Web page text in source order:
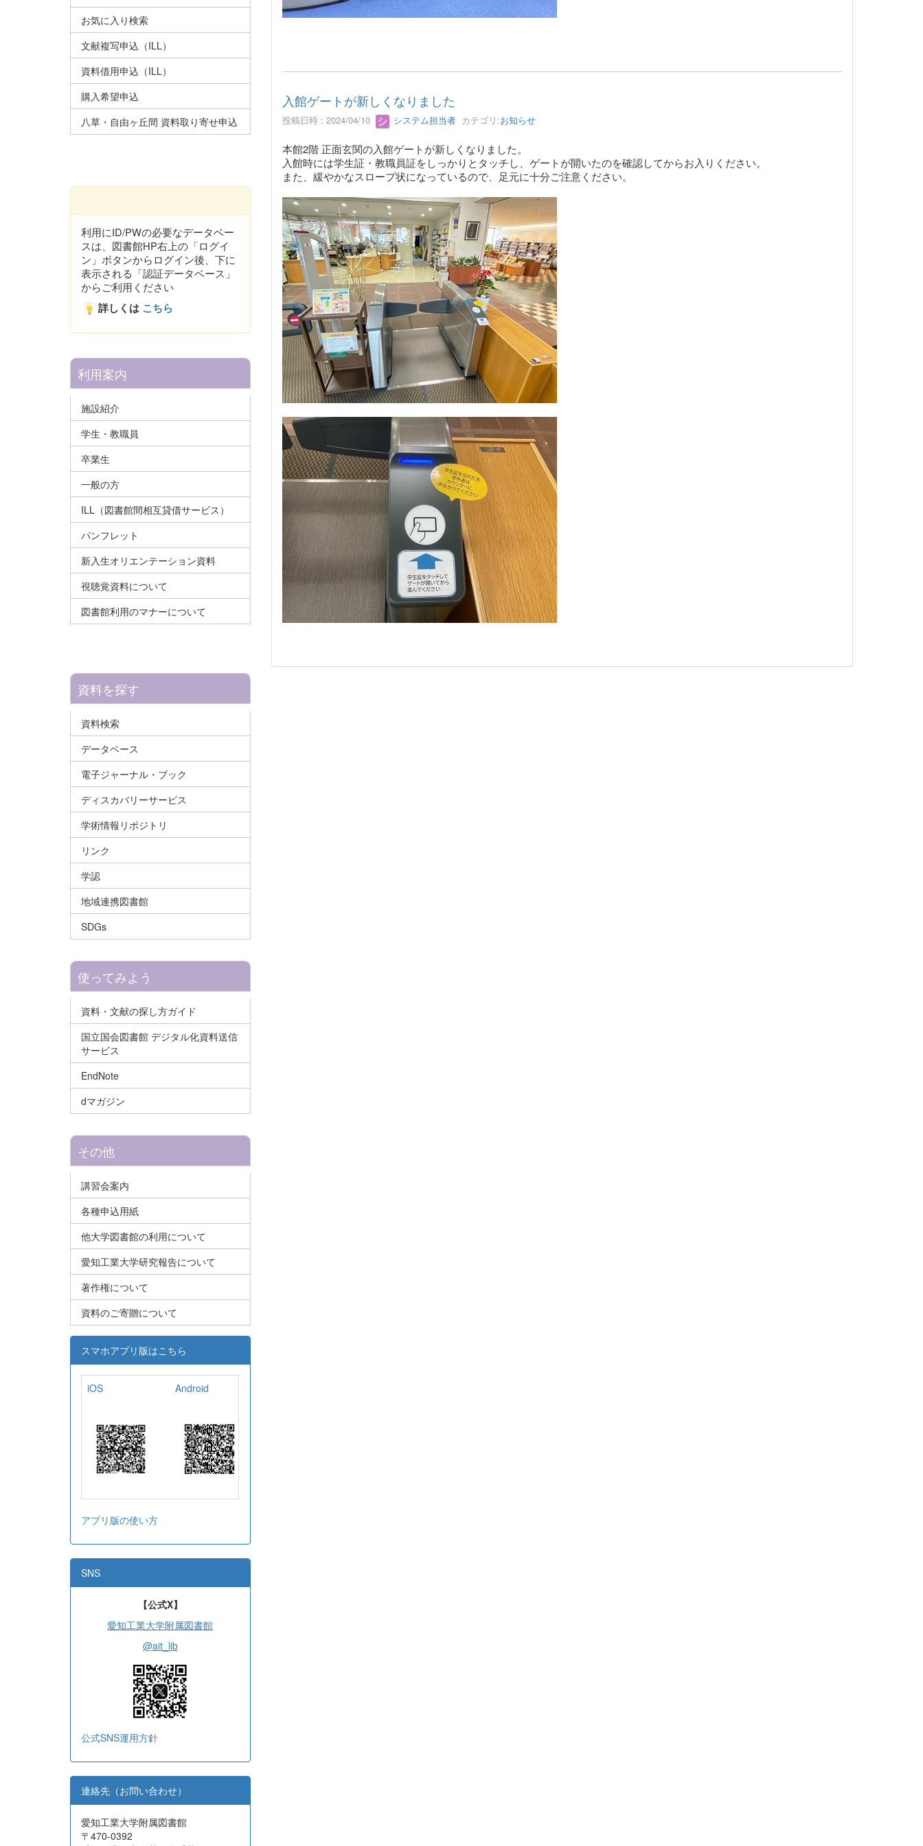
入館ゲートが新しくなりました
投稿日時 : 2024/04/10 システム担当者カテゴリ:お知らせ
本館2階 正面玄関の入館ゲートが新しくなりました。
入館時には学生証・教職員証をしっかりとタッチし、ゲートが開いたのを確認してからお入りください。
また、緩やかなスロープ状になっているので、足元に十分ご注意ください。
お気に入り検索
文献複写申込（ILL）
資料借用申込（ILL）
購入希望申込
八草・自由ヶ丘間 資料取り寄せ申込
利用にID/PWの必要なデータベー
スは、図書館HP右上の「ログイ
ン」ボタンからログイン後、下に
表示される「認証データベース」
からご利用ください
詳しくは こちら
利用案内
施設紹介
学生・教職員
卒業生
一般の方
ILL（図書館間相互貸借サービス）
パンフレット
新入生オリエンテーション資料
視聴覚資料について
図書館利用のマナーについて
資料を探す
資料検索
データベース
電子ジャーナル・ブック
ディスカバリーサービス
学術情報リポジトリ
リンク
学認
地域連携図書館
SDGs
使ってみよう
資料・文献の探し方ガイド
国立国会図書館 デジタル化資料送信
サービス
EndNote
dマガジン
その他
講習会案内
各種申込用紙
他大学図書館の利用について
愛知工業大学研究報告について
著作権について
資料のご寄贈について
スマホアプリ版はこちら
iOS Android
アプリ版の使い方
SNS
【公式X】
愛知工業大学附属図書館
@ait_lib
公式SNS運用方針
連絡先（お問い合わせ）
愛知工業大学附属図書館
〒470-0392